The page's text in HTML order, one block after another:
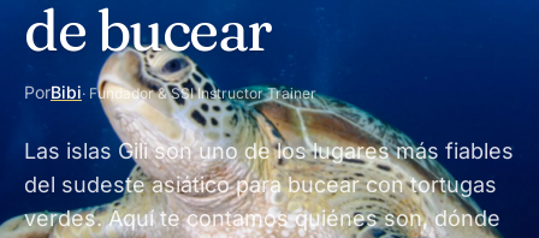
de bucear
PorBibi· Fundador & SSI Instructor Trainer
Las islas Gili son uno de los lugares más fiables
del sudeste asiático para bucear con tortugas
verdes. Aquí te contamos quiénes son, dónde